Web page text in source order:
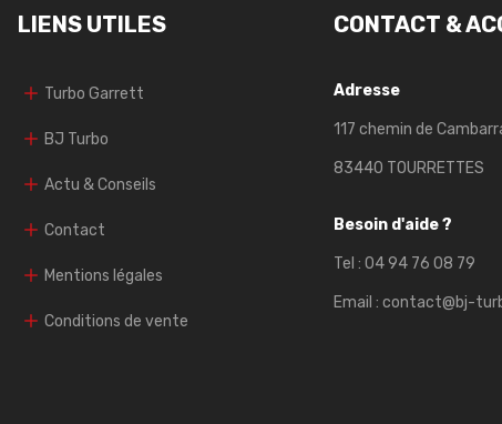
LIENS UTILES
Turbo Garrett
BJ Turbo
Actu & Conseils
Contact
Mentions légales
Conditions de vente
CONTACT &
Adresse
117 chemin de
83440 TOURRETTES
Besoin d'aide ?
Tel : 04 94 76 08 79
Email : contact@bj-